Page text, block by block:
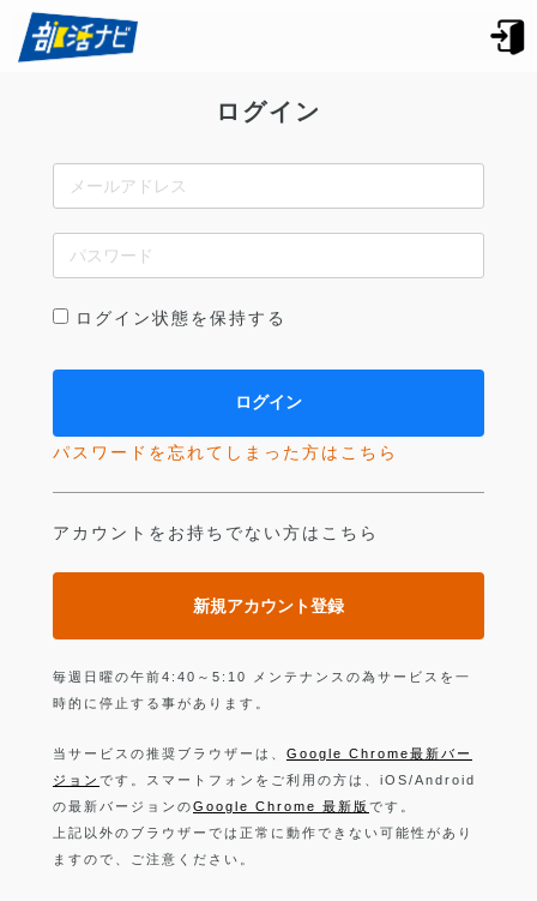
ログイン
ログイン状態を保持する
パスワードを忘れてしまった方はこちら
アカウントをお持ちでない方はこちら
新規アカウント登録
毎週日曜の午前4:40～5:10 メンテナンスの為サービスを一
時的に停止する事があります。
当サービスの推奨ブラウザーは、 Google Chrome最新バー
ジョン です。スマートフォンをご利用の方は、iOS/Android
の最新バージョンのGoogle Chrome 最新版 です。
上記以外のブラウザーでは正常に動作できない可能性があり
ますので、ご注意ください。